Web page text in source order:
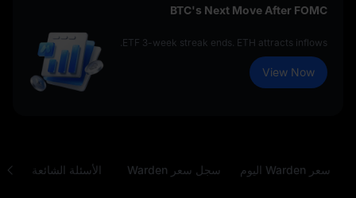
BTC's Next Move After FOMC
ETF 3-week streak ends. ETH attracts inflows.
View Now
سعر Warden اليوم سجل سعر Warden الأسئلة الشائعة